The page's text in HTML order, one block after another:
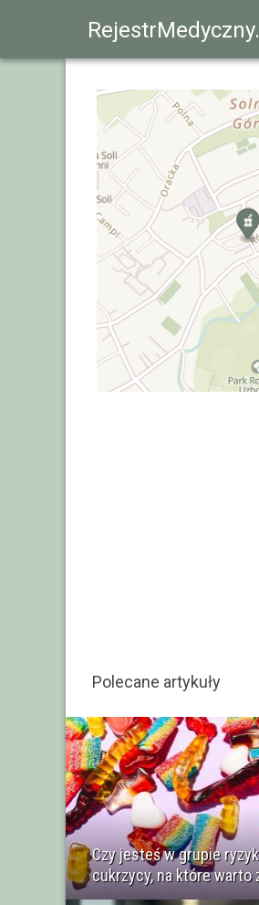
Polecane artykuły
Czy jesteś w grupie
cukrzycy, na które warto